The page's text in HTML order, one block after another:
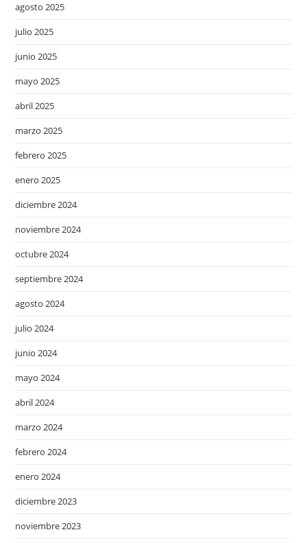
agosto 2025
julio 2025
junio 2025
mayo 2025
abril 2025
marzo 2025
febrero 2025
enero 2025
diciembre 2024
noviembre 2024
octubre 2024
septiembre 2024
agosto 2024
julio 2024
junio 2024
mayo 2024
abril 2024
marzo 2024
febrero 2024
enero 2024
diciembre 2023
noviembre 2023